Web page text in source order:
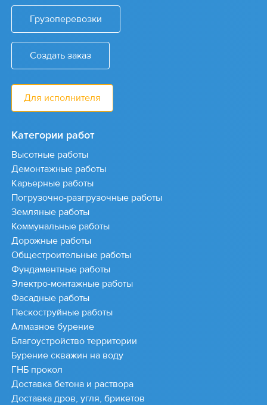
Грузоперевозки
Создать заказ
Для исполнителя
Категории работ
Высотные работы
Демонтажные работы
Карьерные работы
Погрузочно-разгрузочные работы
Земляные работы
Коммунальные работы
Дорожные работы
Общестроительные работы
Фундаментные работы
Электро-монтажные работы
Фасадные работы
Пескоструйные работы
Алмазное бурение
Благоустройство территории
Бурение скважин на воду
ГНБ прокол
Доставка бетона и раствора
Доставка дров, угля, брикетов